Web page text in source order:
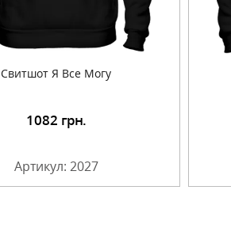
Свитшот Я Все Могу
1082 грн.
Артикул: 2027
Подробнее